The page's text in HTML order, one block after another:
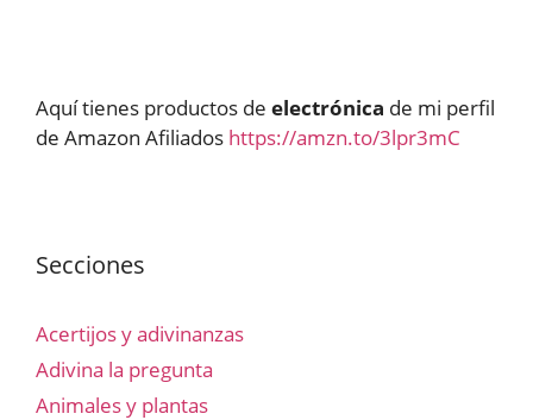
Aquí tienes productos de electrónica de mi perfil
de Amazon Afiliados https://amzn.to/3lpr3mC
Secciones
Acertijos y adivinanzas
Adivina la pregunta
Animales y plantas